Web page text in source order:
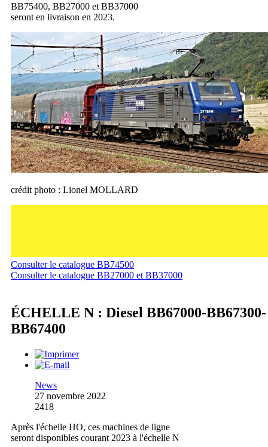
BB75400, BB27000 et BB37000
seront en livraison en 2023.
crédit photo : Lionel MOLLARD
Consulter le catalogue BB74500
Consulter le catalogue BB27000 et BB37000
ÉCHELLE N : Diesel BB67000-BB67300-
BB67400
News
27 novembre 2022
2418
Après l'échelle HO, ces machines de ligne
seront disponibles courant 2023 à l'échelle N